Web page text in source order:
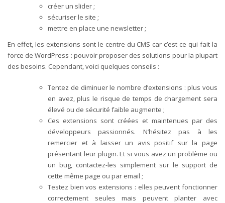
créer un slider ;
sécuriser le site ;
mettre en place une newsletter ;
En effet, les extensions sont le centre du CMS car c’est ce qui fait la
force de WordPress : pouvoir proposer des solutions pour la plupart
des besoins. Cependant, voici quelques conseils :
Tentez de diminuer le nombre d’extensions : plus vous
en avez, plus le risque de temps de chargement sera
élevé ou de sécurité faible augmente ;
Ces extensions sont créées et maintenues par des
développeurs passionnés. N’hésitez pas à les
remercier et à laisser un avis positif sur la page
présentant leur plugin. Et si vous avez un problème ou
un bug, contactez-les simplement sur le support de
cette même page ou par email ;
Testez bien vos extensions : elles peuvent fonctionner
correctement seules mais peuvent planter avec